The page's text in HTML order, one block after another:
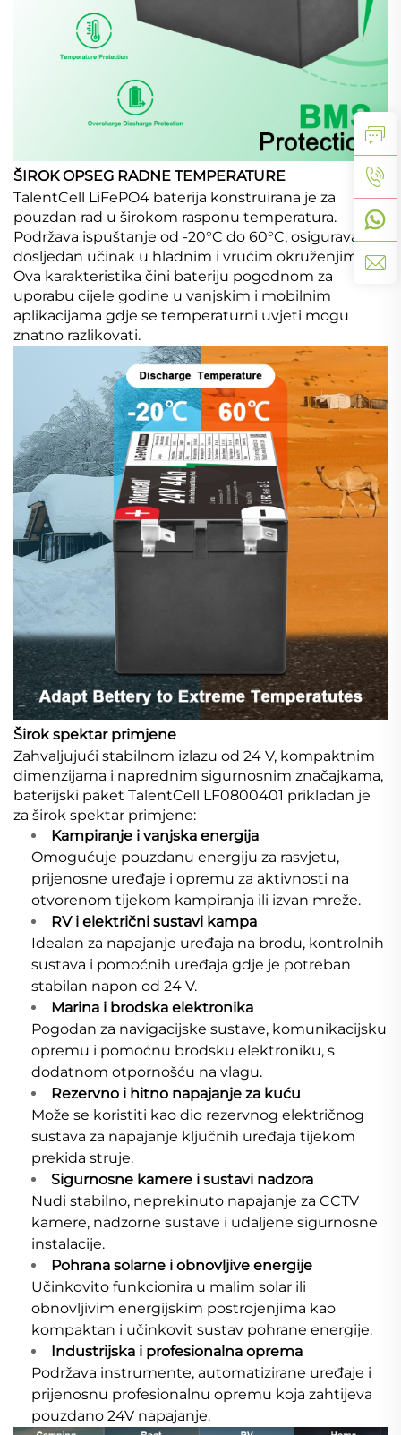
ŠIROK OPSEG RADNE TEMPERATURE
TalentCell LiFePO4 baterija konstruirana je za
pouzdan rad u širokom rasponu temperatura.
Podržava ispuštanje od -20°C do 60°C, osiguravajući
dosljedan učinak u hladnim i vrućim okruženjima.
Ova karakteristika čini bateriju pogodnom za
uporabu cijele godine u vanjskim i mobilnim
aplikacijama gdje se temperaturni uvjeti mogu
znatno razlikovati.
Širok spektar primjene
Zahvaljujući stabilnom izlazu od 24 V, kompaktnim
dimenzijama i naprednim sigurnosnim značajkama,
baterijski paket TalentCell LF0800401 prikladan je
za širok spektar primjene:
Kampiranje i vanjska energija
Omogućuje pouzdanu energiju za rasvjetu,
prijenosne uređaje i opremu za aktivnosti na
otvorenom tijekom kampiranja ili izvan mreže.
RV i električni sustavi kampa
Idealan za napajanje uređaja na brodu, kontrolnih
sustava i pomoćnih uređaja gdje je potreban
stabilan napon od 24 V.
Marina i brodska elektronika
Pogodan za navigacijske sustave, komunikacijsku
opremu i pomoćnu brodsku elektroniku, s
dodatnom otpornošću na vlagu.
Rezervno i hitno napajanje za kuću
Može se koristiti kao dio rezervnog električnog
sustava za napajanje ključnih uređaja tijekom
prekida struje.
Sigurnosne kamere i sustavi nadzora
Nudi stabilno, neprekinuto napajanje za CCTV
kamere, nadzorne sustave i udaljene sigurnosne
instalacije.
Pohrana solarne i obnovljive energije
Učinkovito funkcionira u malim solar ili
obnovljivim energijskim postrojenjima kao
kompaktan i učinkovit sustav pohrane energije.
Industrijska i profesionalna oprema
Podržava instrumente, automatizirane uređaje i
prijenosnu profesionalnu opremu koja zahtijeva
pouzdano 24V napajanje.